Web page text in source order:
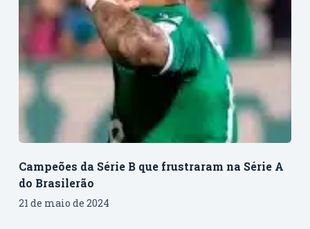
Campeões da Série B que frustraram na Série A
do Brasilerão
21 de maio de 2024